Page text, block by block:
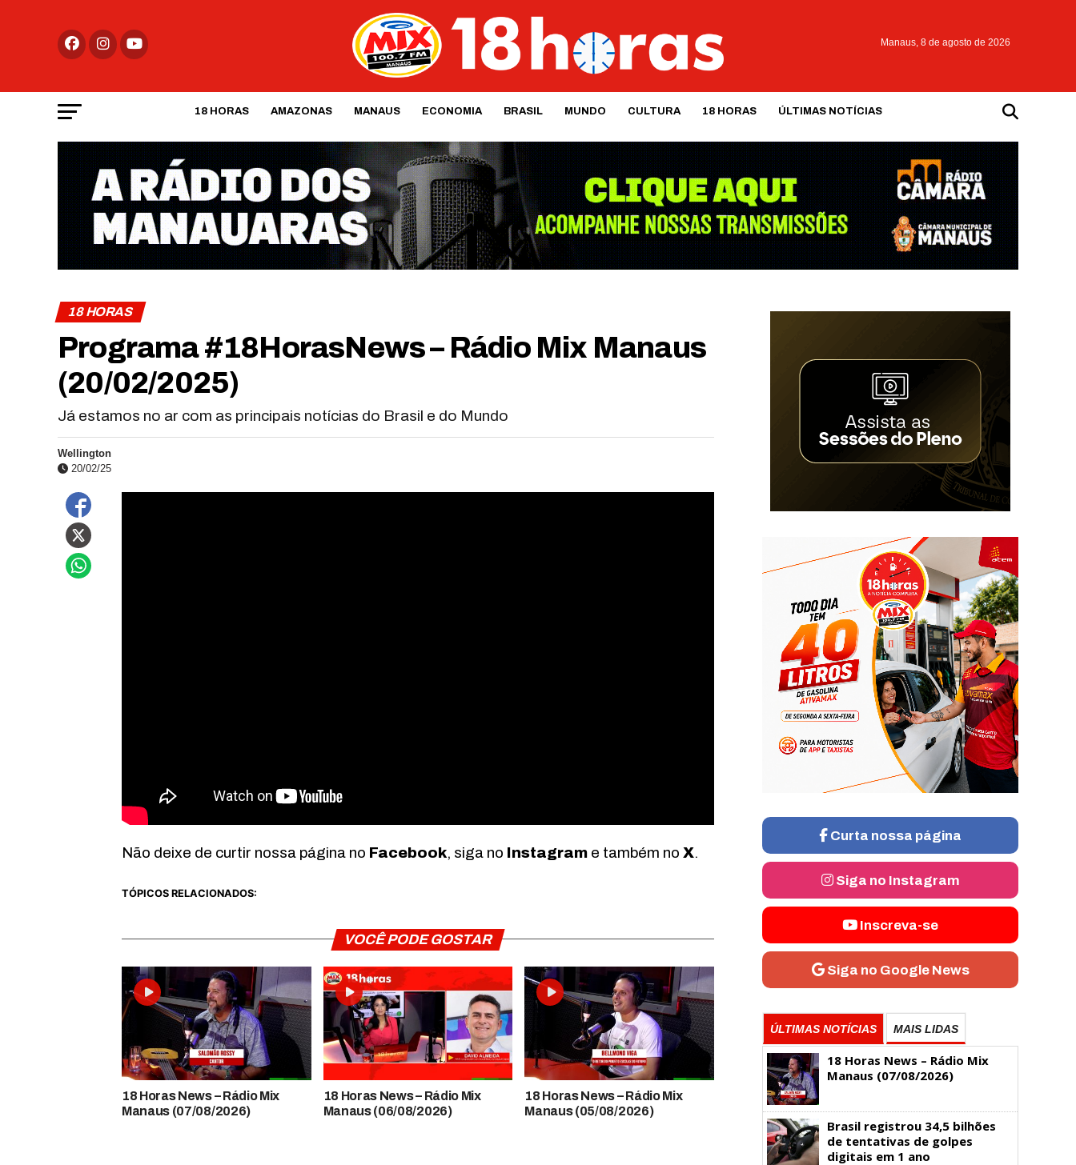
Manaus, 8 de agosto de 2026
18 HORAS AMAZONAS MANAUS ECONOMIA BRASIL MUNDO CULTURA 18 HORAS ÚLTIMAS NOTÍCIAS
18 HORAS
Programa #18HorasNews​​​​​​​​​​​​ – Rádio Mix Manaus
(20/02/2025)
Já estamos no ar com as principais notícias do Brasil e do Mundo
Wellington
20/02/25
Não deixe de curtir nossa página no Facebook, siga no Instagram e também no X.
TÓPICOS RELACIONADOS:
VOCÊ PODE GOSTAR
18 Horas News​​​​​​​​​​​​ – Rádio Mix
Manaus (07/08/2026)
18 Horas News​​​​​​​​​​​​ – Rádio Mix
Manaus (06/08/2026)
18 Horas News​​​​​​​​​​​​ – Rádio Mix
Manaus (05/08/2026)
Curta nossa página
Siga no Instagram
Inscreva-se
Siga no Google News
ÚLTIMAS NOTÍCIAS MAIS LIDAS
18 Horas News​​​​​​​​​​​​ – Rádio Mix
Manaus (07/08/2026)
Brasil registrou 34,5 bilhões
de tentativas de golpes
digitais em 1 ano